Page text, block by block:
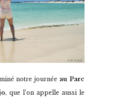
notre journée au Parc
, que l’on appelle aussi le